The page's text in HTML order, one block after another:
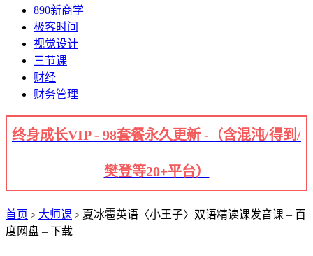
890新商学
极客时间
视觉设计
三节课
财经
财务管理
终身成长VIP - 98套餐永久更新 -（含混沌/得到/
樊登等20+平台）
首页 > 大师课 > 夏冰雹英语〈小王子〉双语精读课发音课 – 百
度网盘 – 下载